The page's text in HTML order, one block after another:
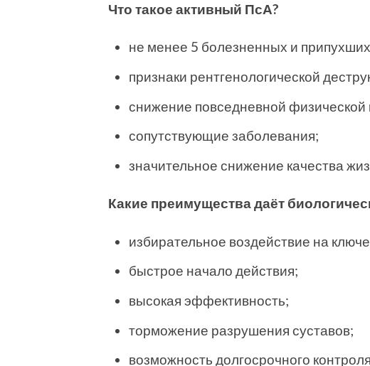
Что такое активный ПсА?
не менее 5 болезненных и
признаки рентгенологической
снижение повседневной физической
сопутствующие заболевания;
значительное снижение качества
Какие преимущества даёт
избирательное воздействие на
быстрое начало действия;
высокая эффективность;
торможение разрушения суставов;
возможность долгосрочного